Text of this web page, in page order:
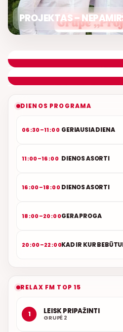
PROJEKTAS –
DIENOS PROGRAMA
06:30–11:00 GERIAUSIA DIENA
11:00–16:00 DIENOS ASORTI
16:00–18:00DIENOS ASORTI
18:00–20:00GERA PROGA
20:00–22:00KAD IR KUR
RELAX FM TOP 15
1 LEISK PRIPAŽINTI
GRUPĖ 2